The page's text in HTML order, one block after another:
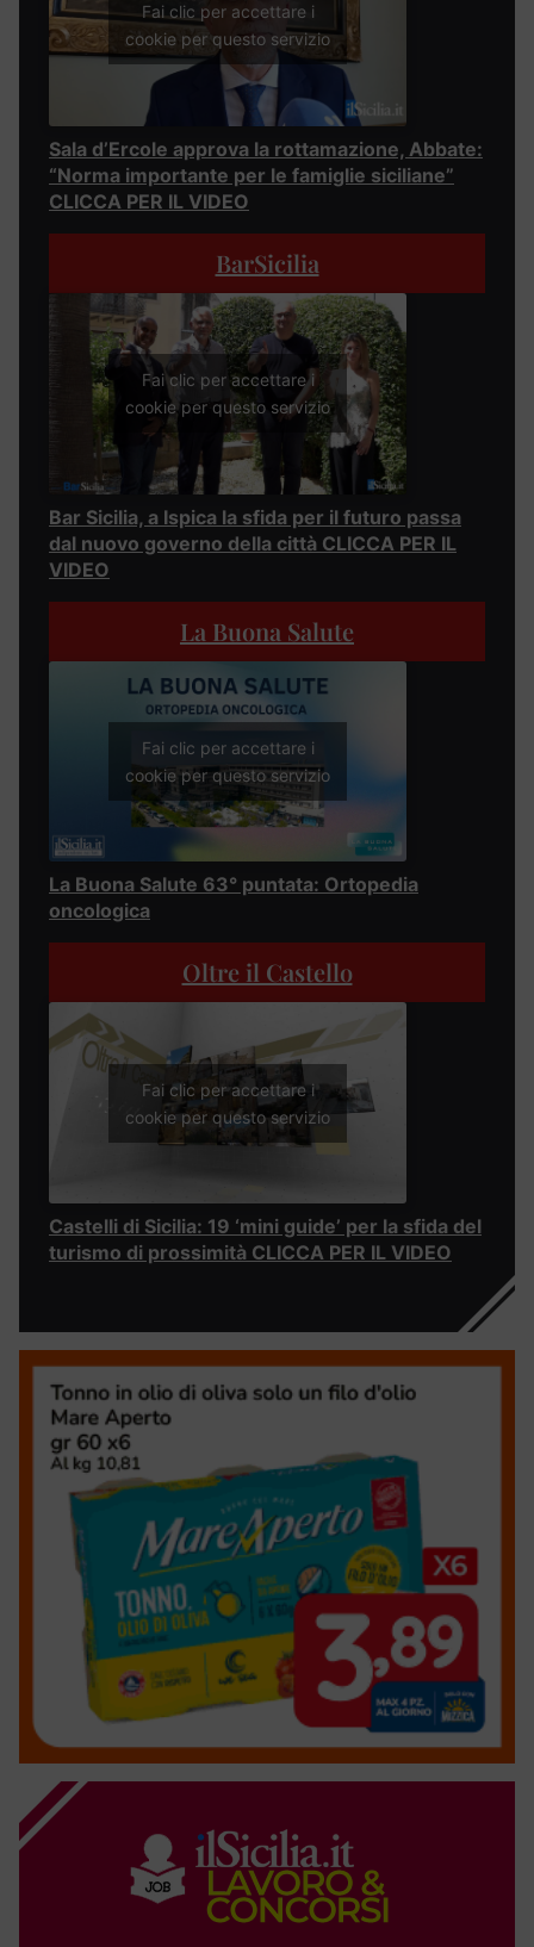
Fai clic per accettare i
cookie per questo servizio
Sala d’Ercole approva la rottamazione, Abbate:
“Norma importante per le famiglie siciliane”
CLICCA PER IL VIDEO
BarSicilia
Fai clic per accettare i
cookie per questo servizio
Bar Sicilia, a Ispica la sfida per il futuro passa
dal nuovo governo della città CLICCA PER IL
VIDEO
La Buona Salute
Fai clic per accettare i
cookie per questo servizio
La Buona Salute 63° puntata: Ortopedia
oncologica
Oltre il Castello
Fai clic per accettare i
cookie per questo servizio
Castelli di Sicilia: 19 ‘mini guide’ per la sfida del
turismo di prossimità CLICCA PER IL VIDEO